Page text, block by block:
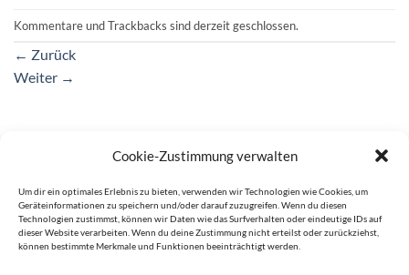
Cookie-Zustimmung verwalten
Um dir ein optimales Erlebnis zu bieten, verwenden wir Technologien wie Cookies, um
Geräteinformationen zu speichern und/oder darauf zuzugreifen. Wenn du diesen
Technologien zustimmst, können wir Daten wie das Surfverhalten oder eindeutige IDs auf
dieser Website verarbeiten. Wenn du deine Zustimmung nicht erteilst oder zurückziehst,
können bestimmte Merkmale und Funktionen beeinträchtigt werden.
Kommentare und Trackbacks sind derzeit geschlossen.
← Zurück
Weiter →
IMPRESSUM DATENSCHUTZERKLÄRUNG
Copyright 2026 ©ATW Automatentechnik Wartchow GmbH